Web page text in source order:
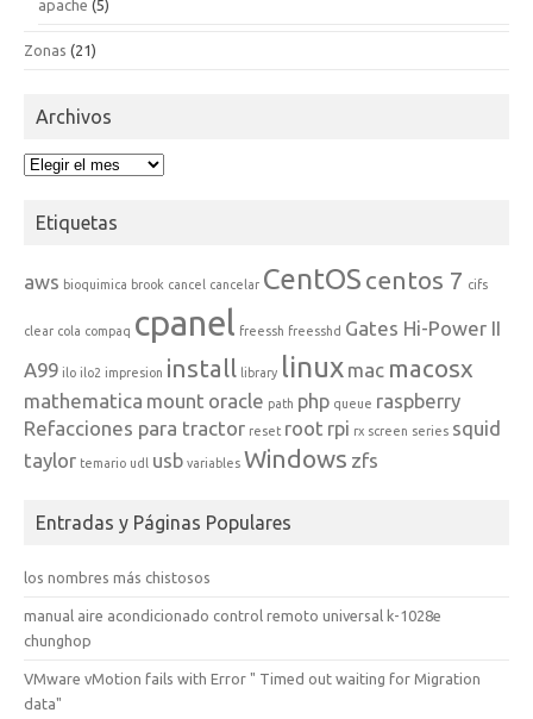
apache (5)
Zonas (21)
Archivos
Archivos
Etiquetas
aws bioquimica brook cancel cancelar CentOS centos 7 cifs
clear cola compaq cpanel freessh freesshd Gates Hi-Power II
A99 ilo ilo2 impresion install library linux mac macosx
mathematica mount oracle path php queue raspberry
Refacciones para tractor reset root rpi rx screen series squid
taylor temario udl usb variables Windows zfs
Entradas y Páginas Populares
los nombres más chistosos
manual aire acondicionado control remoto universal k-1028e
chunghop
VMware vMotion fails with Error " Timed out waiting for Migration
data"